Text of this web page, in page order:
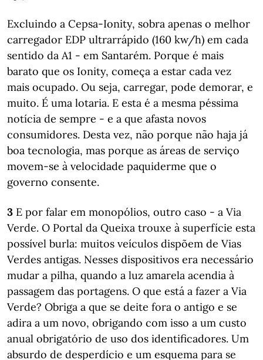
Excluindo a Cepsa-Ionity, sobra apenas o melhor
carregador EDP ultrarrápido (160 kw/h) em cada
sentido da A1 - em Santarém. Porque é mais
barato que os Ionity, começa a estar cada vez
mais ocupado. Ou seja, carregar, pode demorar, e
muito. É uma lotaria. E esta é a mesma péssima
notícia de sempre - e a que afasta novos
consumidores. Desta vez, não porque não haja já
boa tecnologia, mas porque as áreas de serviço
movem-se à velocidade paquiderme que o
governo consente.
3 E por falar em monopólios, outro caso - a Via
Verde. O Portal da Queixa trouxe à superfície esta
possível burla: muitos veículos dispõem de Vias
Verdes antigas. Nesses dispositivos era necessário
mudar a pilha, quando a luz amarela acendia à
passagem das portagens. O que está a fazer a Via
Verde? Obriga a que se deite fora o antigo e se
adira a um novo, obrigando com isso a um custo
anual obrigatório de uso dos identificadores. Um
absurdo de desperdício e um esquema para se